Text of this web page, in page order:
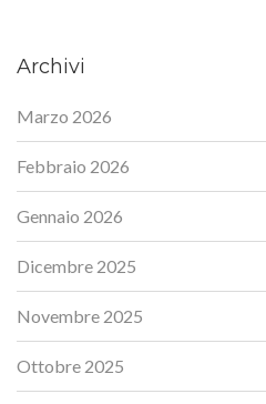
Archivi
Marzo 2026
Febbraio 2026
Gennaio 2026
Dicembre 2025
Novembre 2025
Ottobre 2025